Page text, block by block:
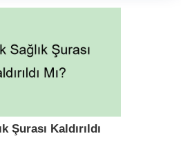
Şurası Kaldırıldı